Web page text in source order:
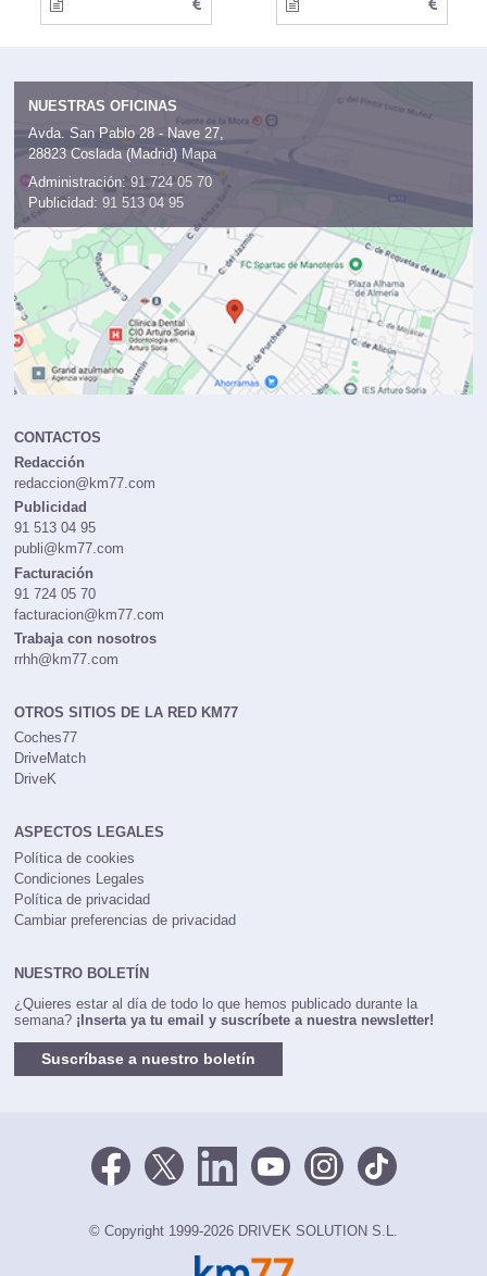
NUESTRAS OFICINAS
Avda. San Pablo 28 - Nave 27,
28823 Coslada (Madrid) Mapa
Administración: 91 724 05 70
Publicidad: 91 513 04 95
CONTACTOS
Redacción
redaccion@km77.com
Publicidad
91 513 04 95
publi@km77.com
Facturación
91 724 05 70
facturacion@km77.com
Trabaja con nosotros
rrhh@km77.com
OTROS SITIOS DE LA RED KM77
Coches77
DriveMatch
DriveK
ASPECTOS LEGALES
Política de cookies
Condiciones Legales
Política de privacidad
Cambiar preferencias de privacidad
NUESTRO BOLETÍN
¿Quieres estar al día de todo lo que hemos publicado durante la
semana? ¡Inserta ya tu email y suscríbete a nuestra newsletter!
Suscríbase a nuestro boletín
© Copyright 1999-2026 DRIVEK SOLUTION S.L.